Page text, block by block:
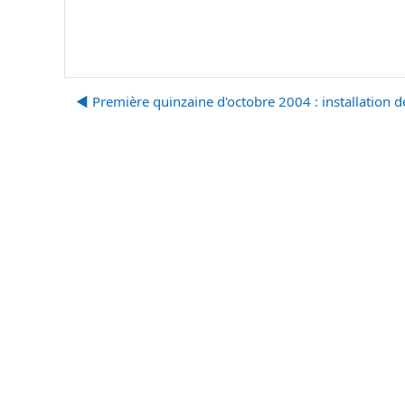
◀︎ Première quinzaine d'octobre 2004 : installation